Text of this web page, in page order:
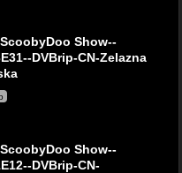
Show--
DVBrip-CN-Zelazna
Show--
DVBrip-CN-